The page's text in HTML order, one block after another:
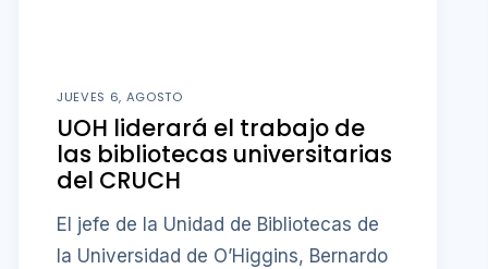
JUEVES 6, AGOSTO
UOH liderará el trabajo de
las bibliotecas universitarias
del CRUCH
El jefe de la Unidad de Bibliotecas de
la Universidad de O’Higgins, Bernardo